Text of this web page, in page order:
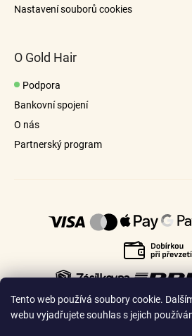
Tento web používá soubory cookie.
webu vyjadřujete souhlas s jejich
Nastavení souborů cookies
O Gold Hair
Podpora
Bankovní spojení
O nás
Partnerský program